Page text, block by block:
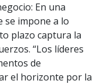
En una
se impone a lo
plazo captura la
“Los líderes
de
el horizonte por la